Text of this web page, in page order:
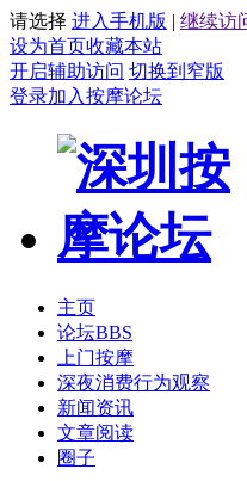
请选择 进入手机版 | 继续访
设为首页收藏本站
开启辅助访问 切换到窄版
登录加入按摩论坛
主页
论坛BBS
上门按摩
深夜消费行为观察
新闻资讯
文章阅读
圈子